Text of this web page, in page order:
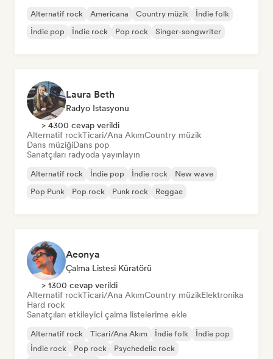
Alternatif rock Americana Country müzik
İndie folk
İndie pop
İndie rock Pop rock Singer-songwriter
Laura Beth
Radyo Istasyonu
> 4300 cevap verildi
Alternatif rockTicari/Ana AkımCountry müzik
Dans müziğiDans pop
Sanatçıları radyoda yayınlayın
Alternatif rock İndie pop İndie rock
New wave
Pop Punk
Pop rock Punk rock Reggae
Aeonya
Çalma Listesi Küratörü
> 1300 cevap verildi
Alternatif rockTicari/Ana AkımCountry müzikElektronika
Hard rock
Sanatçıları etkileyici çalma listelerime ekle
Alternatif rock Ticari/Ana Akım İndie folk
İndie pop
İndie rock
Pop rock
Psychedelic rock